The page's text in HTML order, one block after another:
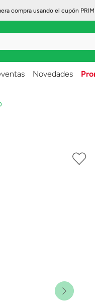
compra usando el cupón
Novedades